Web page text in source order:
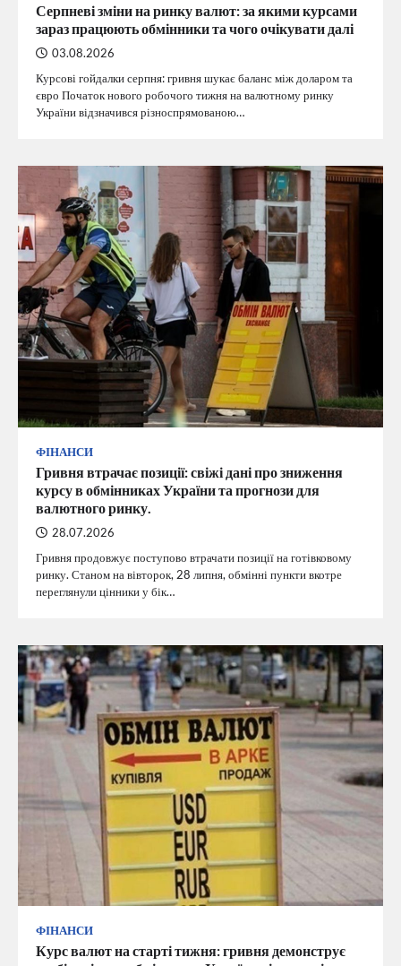
Серпневі зміни на ринку валют: за якими курсами
зараз працюють обмінники та чого очікувати далі
03.08.2026
Курсові гойдалки серпня: гривня шукає баланс між доларом та
євро Початок нового робочого тижня на валютному ринку
України відзначився різноспрямованою…
ФІНАНСИ
Гривня втрачає позиції: свіжі дані про зниження
курсу в обмінниках України та прогнози для
валютного ринку.
28.07.2026
Гривня продовжує поступово втрачати позиції на готівковому
ринку. Станом на вівторок, 28 липня, обмінні пункти вкотре
переглянули цінники у бік…
ФІНАНСИ
Курс валют на старті тижня: гривня демонструє